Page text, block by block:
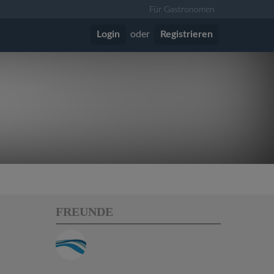
Für Gastronomen
Login oder Registrieren
FREUNDE